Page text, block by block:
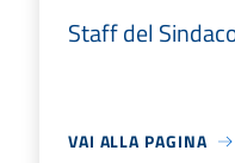
Staff del
VAI ALLA PAGINA